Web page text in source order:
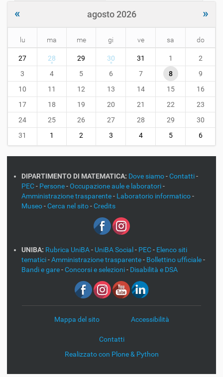
« agosto 2026 »
t
8
lu ma me gi ve sa do
27 28 29 30 31 1
2
3
4 5 6 7 8
9
10
11 12 13 14 15
16
17
18 19 20 21 22
23
24
25 26 27 28 29
30
31
1 2 3 4 5 6
DIPARTIMENTO DI MATEMATICA: Dove siamo-Contatti-
PEC- Persone-Occupazione aule e laboratori-
Amministrazione trasparente- Laboratorio informatico-
Museo-Cerca nel sito-Credits
UNIBA: Rubrica UniBA- UniBA Social - PEC- Elenco siti
tematici-Amministrazione trasparente- Bollettino ufficiale-
Bandi e gare-Concorsi e selezioni- Disabilità e DSA
Mappa del sito Accessibilità
Contatti
Realizzato con Plone & Python